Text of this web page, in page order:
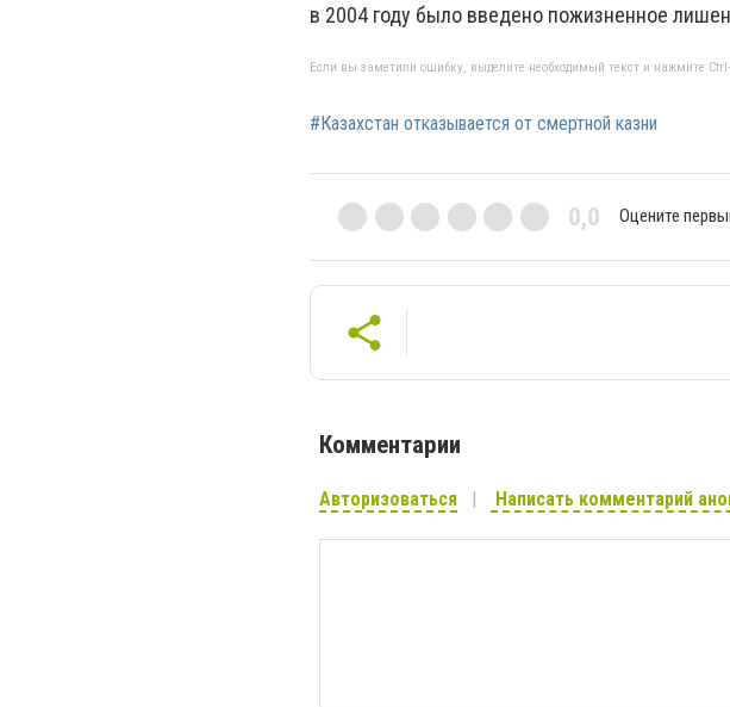
в 2004 году было введено пожизненное
Если вы заметили ошибку, выделите необходимый текст и нажмите
#Казахстан отказывается от смертной казни
0,0 Оцените
Комментарии
Авторизоваться Написать комментарий